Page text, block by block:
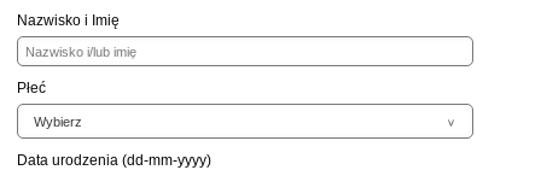
Nazwisko i Imię
Płeć
Data urodzenia (dd-mm-yyyy)